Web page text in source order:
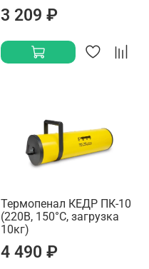
3 209 ₽
Термопенал КЕДР ПК-10
(220В, 150°C, загрузка
10кг)
4 490 ₽